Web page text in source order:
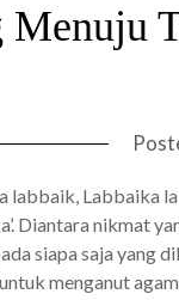
Menuju
labbaik, Labbaika
Diantara nikmat
siapa saja yang
menganut